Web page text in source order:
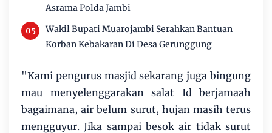
Asrama Polda Jambi
Wakil Bupati Muarojambi Serahkan Bantuan
Korban Kebakaran Di Desa Gerunggung
"Kami pengurus masjid sekarang juga bingung
mau menyelenggarakan salat Id berjamaah
bagaimana, air belum surut, hujan masih terus
mengguyur. Jika sampai besok air tidak surut